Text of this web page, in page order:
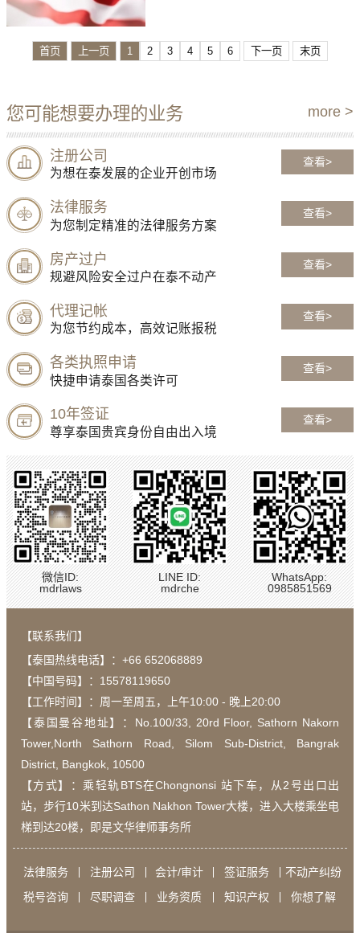
首页 上一页 1 2 3 4 5 6 下一页 末页
您可能想要办理的业务 more >
注册公司
为想在泰发展的企业开创市场
查看>
法律服务
为您制定精准的法律服务方案
查看>
房产过户
规避风险安全过户在泰不动产
查看>
代理记帐
为您节约成本，高效记账报税
查看>
各类执照申请
快捷申请泰国各类许可
查看>
10年签证
尊享泰国贵宾身份自由出入境
查看>
微信ID:
mdrlaws
LINE ID:
mdrche
WhatsApp:
0985851569
【联系我们】
【泰国热线电话】： +66 652068889
【中国号码】：15578119650
【工作时间】：周一至周五，上午10:00 - 晚上20:00
【泰国曼谷地址】：Νο.100/33, 20rd Floor, Sathorn Nakorn
Tower,North Sathorn Road, Silom Sub-District, Bangrak
District, Bangkok, 10500
【方式】：乘轻轨BTS在Chongnonsi 站下车，从2号出口出
站，步行10米到达Sathon Nakhon Tower大楼，进入大楼乘坐电
梯到达20楼，即是文华律师事务所
法律服务 注册公司 会计/审计 签证服务
不动产纠纷
税号咨询
尽职调查 业务资质 知识产权 你想了解